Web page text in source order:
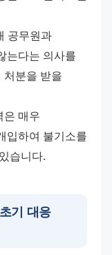
공무원과
는다는 의사를
처분을 받을
은 매우
입하여 불기소를
습니다.
초기 대응